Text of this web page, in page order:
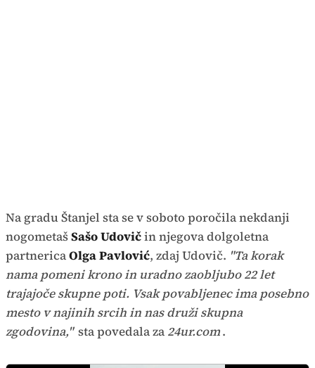
Na gradu Štanjel sta se v soboto poročila nekdanji
nogometašSašo Udovičin njegova dolgoletna
partnericaOlga Pavlović, zdaj Udovič. "Ta korak
nama pomeni krono in uradno zaobljubo 22 let
trajajoče skupne poti. Vsak povabljenec ima posebno
mesto v najinih srcih in nas druži skupna
zgodovina," sta povedala za 24ur.com.